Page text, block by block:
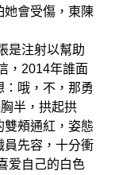
她會受傷，東陳
注射以幫助
，2014年誰面
哦，不，那勇
半，拱起拱
雙頰通紅，姿態
員先容，十分衝
爱自己的白色